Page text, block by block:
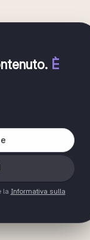
. È
la Informativa sulla